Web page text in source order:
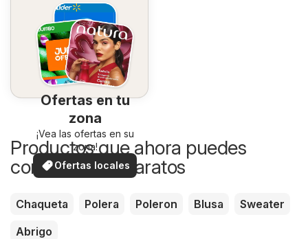
Ofertas en tu
zona
¡Vea las ofertas en su
zona!
Ofertas locales
Productos que ahora puedes
comprar más baratos
Chaqueta Polera Poleron Blusa
Sweater
Abrigo